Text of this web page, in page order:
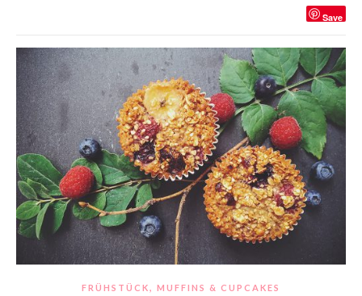
Save
FRÜHSTÜCK, MUFFINS & CUPCAKES